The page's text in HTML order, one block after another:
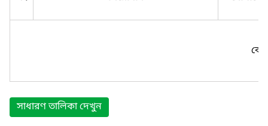
সাধারণ তালিকা দেখুন